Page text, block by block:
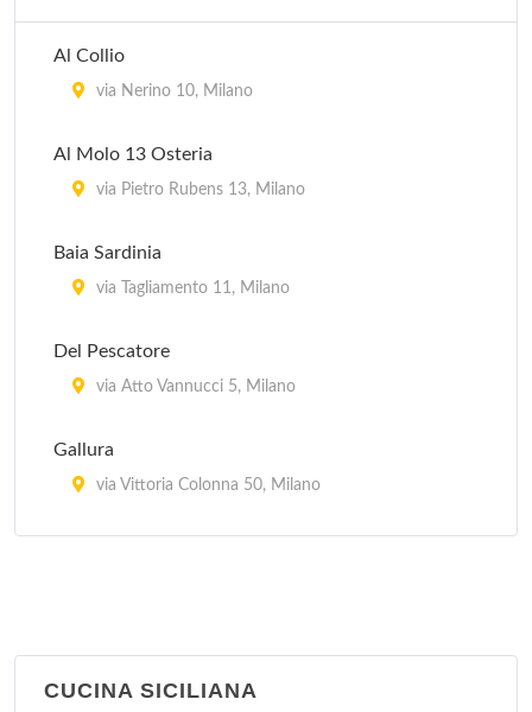
Al Collio
via Nerino 10, Milano
Al Molo 13 Osteria
via Pietro Rubens 13, Milano
Baia Sardinia
via Tagliamento 11, Milano
Del Pescatore
via Atto Vannucci 5, Milano
Gallura
via Vittoria Colonna 50, Milano
via Goffredo Sigieri 10, Milano
CUCINA SICILIANA